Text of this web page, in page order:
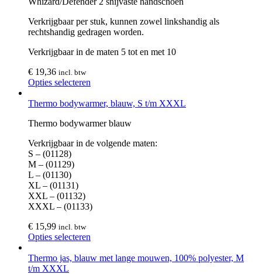
Verkrijgbaar per stuk, kunnen zowel linkshandig als
rechtshandig gedragen worden.
Verkrijgbaar in de maten 5 tot en met 10
€ 19,36 incl. btw
Opties selecteren
Thermo bodywarmer, blauw, S t/m XXXL
Thermo bodywarmer blauw
Verkrijgbaar in de volgende maten:
S – (01128)
M – (01129)
L – (01130)
XL – (01131)
XXL – (01132)
XXXL – (01133)
€ 15,99 incl. btw
Opties selecteren
Thermo jas, blauw met lange mouwen, 100% polyester, M
t/m XXXL